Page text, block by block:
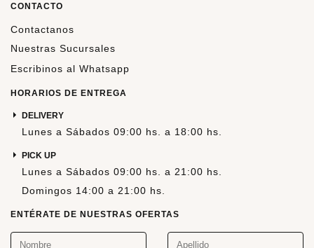
CONTACTO
Contactanos
Nuestras Sucursales
Escribinos al Whatsapp
HORARIOS DE ENTREGA
DELIVERY
Lunes a Sábados 09:00 hs. a 18:00 hs.
PICK UP
Lunes a Sábados 09:00 hs. a 21:00 hs.
Domingos 14:00 a 21:00 hs.
ENTÉRATE DE NUESTRAS OFERTAS